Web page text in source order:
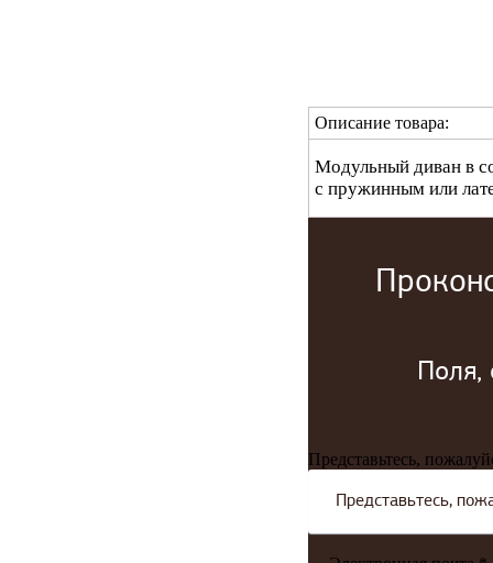
Описание товара:
Модульный диван в
с пружинным или
Поля,
Представьтесь,